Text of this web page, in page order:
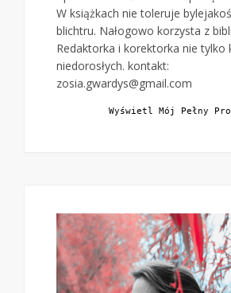
W książkach nie toleruje
blichtru. Nałogowo korzysta z
Redaktorka i korektorka nie tylko
niedorosłych. kontakt:
zosia.gwardys@gmail.com
Wyświetl Mój Pełny